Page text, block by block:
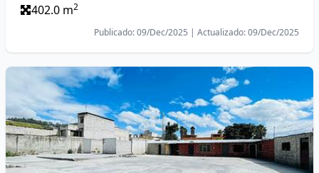
402.0 m2
Publicado: 09/Dec/2025 | Actualizado: 09/Dec/2025